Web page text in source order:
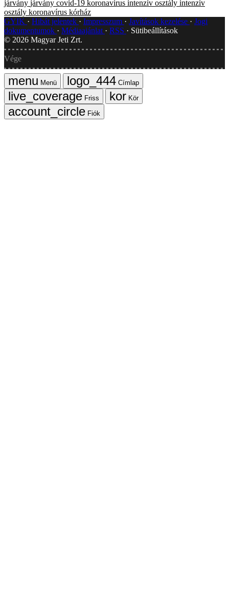
járvány járvány covid-19 koronavírus intenzív osztály intenzív
osztály koronavírus kórház
GYIK
Hibát jelentek Impresszum Javítások kezelése
Jogi
dokumentumok
Médiaajánlat RSS
Sütibeállítások
© 2026 Magyar Jeti Zrt.
Vége
Menü
Címlap
Friss
Kör
Fiók